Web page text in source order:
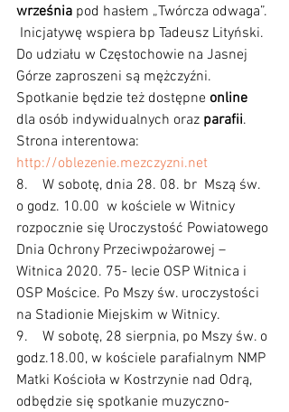
września pod hasłem „Twórcza odwaga”.
Inicjatywę wspiera bp Tadeusz Lityński.
Do udziału w Częstochowie na Jasnej
Górze zaproszeni są mężczyźni.
Spotkanie będzie też dostępne online
dla osób indywidualnych oraz parafii.
Strona interentowa:
http://oblezenie.mezczyzni.net
8.    W sobotę, dnia 28. 08. br  Mszą św.
o godz. 10.00  w kościele w Witnicy
rozpocznie się Uroczystość Powiatowego
Dnia Ochrony Przeciwpożarowej –
Witnica 2020. 75- lecie OSP Witnica i
OSP Mościce. Po Mszy św. uroczystości
na Stadionie Miejskim w Witnicy.
9.    W sobotę, 28 sierpnia, po Mszy św. o
godz.18.00, w kościele parafialnym NMP
Matki Kościoła w Kostrzynie nad Odrą,
odbędzie się spotkanie muzyczno-